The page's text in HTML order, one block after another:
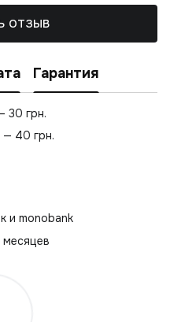
отзыв
Гарантия
30 грн.
— 40 грн.
и monobank
месяцев